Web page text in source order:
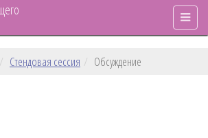
Стендовая сессия Обсуждение